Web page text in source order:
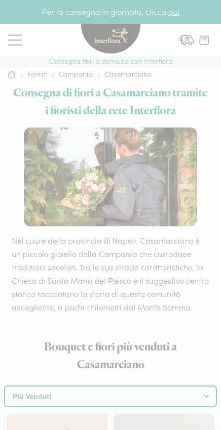
Per la consegna in giornata, clicca qui
Consegna fiori a domicilio con Interflora
Home› Fioristi › Campania › Casamarciano
Consegna di fiori a Casamarciano tramite
i fioristi della rete Interflora
Nel cuore della provincia di Napoli, Casamarciano è
un piccolo gioiello della Campania che custodisce
tradizioni secolari. Tra le sue strade caratteristiche, la
Chiesa di Santa Maria del Plesco e il suggestivo centro
storico raccontano la storia di questa comunità
accogliente, a pochi chilometri dal Monte Somma.
Bouquet e fiori più venduti a
Casamarciano